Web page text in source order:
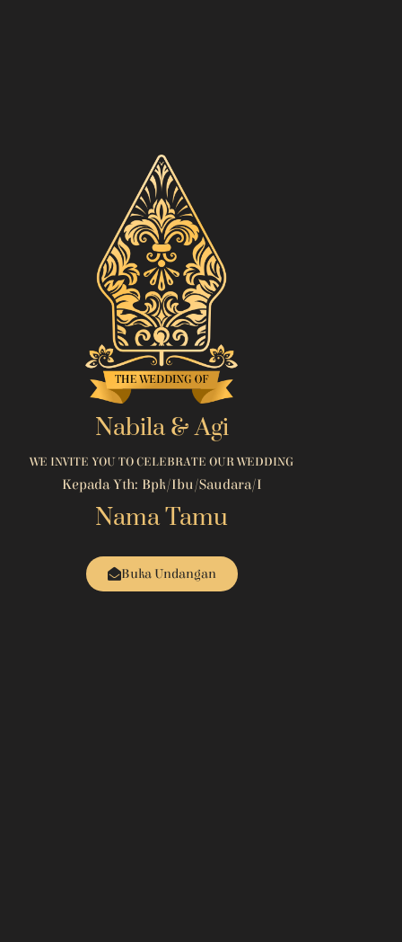
Nabila & Agi
WE INVITE YOU TO CELEBRATE OUR WEDDING
Kepada Yth: Bpk/Ibu/Saudara/i
Nama Tamu
Buka Undangan